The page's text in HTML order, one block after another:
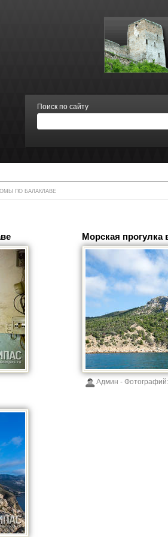
Поиск по сайту
ПО БАЛАКЛАВЕ
Морская прогулка
Админ - Фотографий: